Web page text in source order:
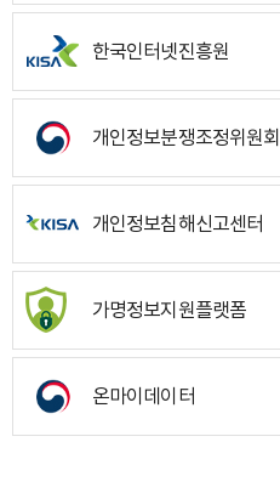
한국인터넷진흥원
개인정보분쟁조정위원회
개인정보침해신고센터
가명정보지원플랫폼
온마이데이터